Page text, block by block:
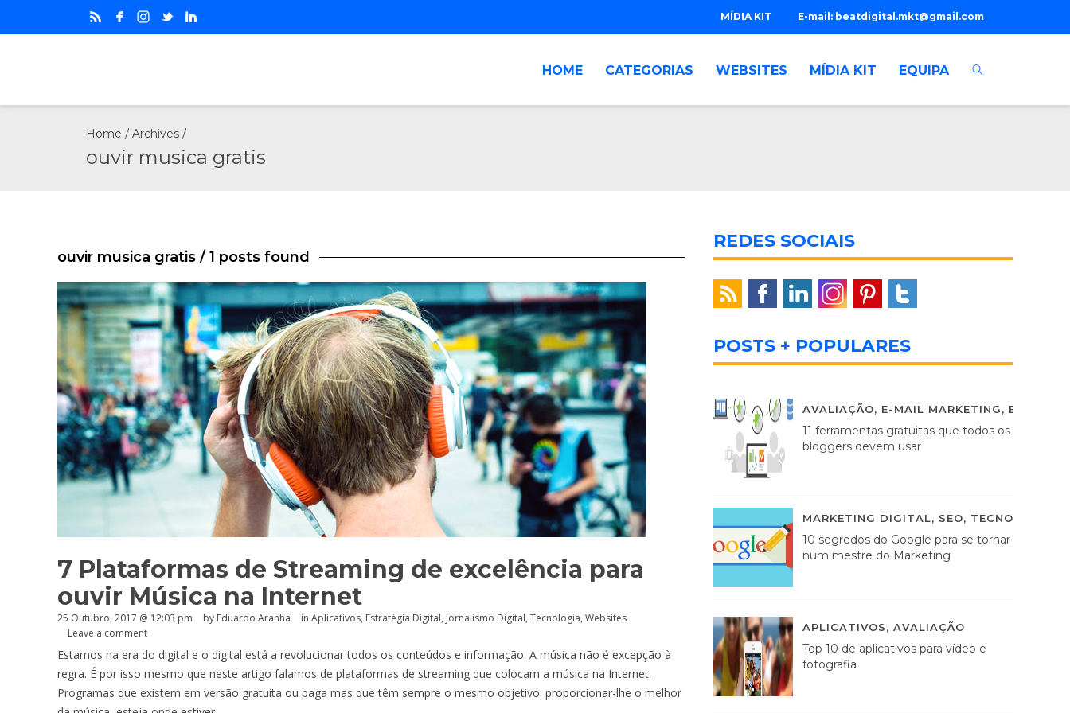
E-mail: beatdigital.mkt@gmail.com
MÍDIA KIT
HOME CATEGORIAS WEBSITES MÍDIA KIT EQUIPA
Home / Archives /
ouvir musica gratis
ouvir musica gratis / 1 posts found
7 Plataformas de Streaming de excelência para
ouvir Música na Internet
25 Outubro, 2017 @ 12:03 pm by Eduardo Aranha in Aplicativos, Estratégia Digital, Jornalismo Digital, Tecnologia, Websites
Leave a comment
Estamos na era do digital e o digital está a revolucionar todos os conteúdos e informação. A música não é excepção à
regra. É por isso mesmo que neste artigo falamos de plataformas de streaming que colocam a música na Internet.
Programas que existem em versão gratuita ou paga mas que têm sempre o mesmo objetivo: proporcionar-lhe o melhor
REDES SOCIAIS
POSTS + POPULARES
AVALIAÇÃO, E-MAIL MARKETING,
11 ferramentas gratuitas que todos os
bloggers devem usar
MARKETING DIGITAL, SEO, TECNOLOGIA
10 segredos do Google para se tornar
num mestre do Marketing
APLICATIVOS, AVALIAÇÃO
Top 10 de aplicativos para vídeo e
fotografia